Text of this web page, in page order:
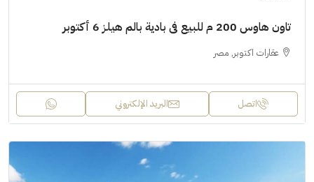
تاون هاوس 200 م للبيع فى بادية بالم هيلز 6 أكتوبر
عقارات اكتوبر, مصر
اتصل البريد الإلكتروني